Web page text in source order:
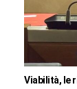
Viabilità, le